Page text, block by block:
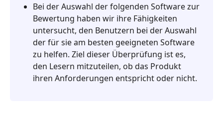
Bei der Auswahl der folgenden Software zur
Bewertung haben wir ihre Fähigkeiten
untersucht, den Benutzern bei der Auswahl
der für sie am besten geeigneten Software
zu helfen. Ziel dieser Überprüfung ist es,
den Lesern mitzuteilen, ob das Produkt
ihren Anforderungen entspricht oder nicht.